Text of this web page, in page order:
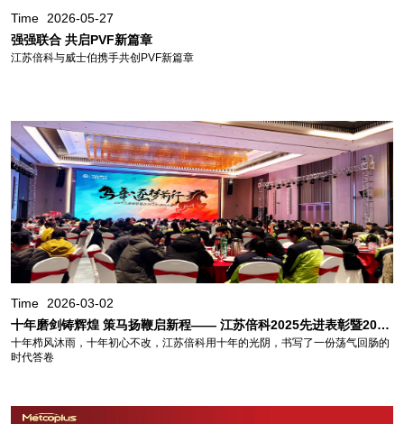
Time
2026-05-27
强强联合 共启PVF新篇章
江苏倍科与威士伯携手共创PVF新篇章
Time
2026-03-02
十年磨剑铸辉煌 策马扬鞭启新程—— 江苏倍科2025先进表彰暨2026工作动员大会圆落幕
十年栉风沐雨，十年初心不改，江苏倍科用十年的光阴，书写了一份荡气回肠的
时代答卷